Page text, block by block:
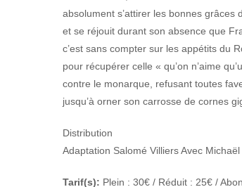
absolument s’attirer les bonnes grâces
et se réjouit durant son absence que
c’est sans compter sur les appétits du
pour récupérer celle « qu’on n’aime
contre le monarque, refusant toutes
jusqu’à orner son carrosse de cornes
Distribution
Adaptation Salomé Villiers Avec
Tarif(s): Plein : 30€ / Réduit : 25€ /